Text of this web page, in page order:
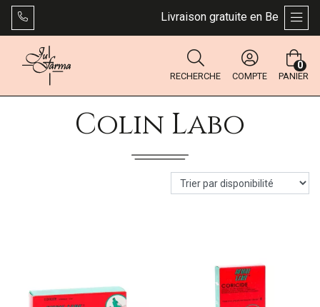
Livraison gratuite en Belgique
RECHERCHE COMPTE PANIER
0
Colin Labo